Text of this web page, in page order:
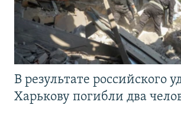
В результате российского
Харькову погибли два